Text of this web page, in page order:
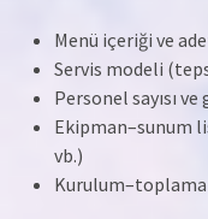
Menü içeriği ve
Servis modeli
Personel sayısı
Ekipman–sunum
vb.)